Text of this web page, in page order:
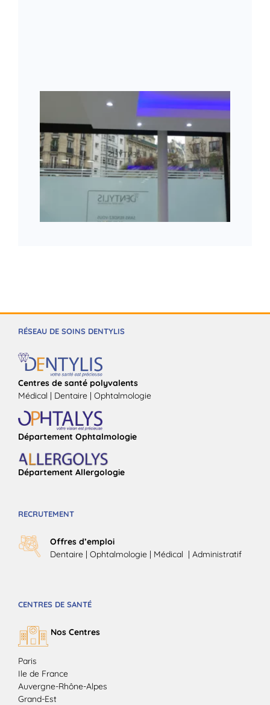
RÉSEAU DE SOINS DENTYLIS
Centres de santé polyvalents
Médical | Dentaire | Ophtalmologie
Département Ophtalmologie
Département Allergologie
RECRUTEMENT
Offres d’emploi
Dentaire | Ophtalmologie | Médical | Administratif
CENTRES DE SANTÉ
Nos Centres
Paris
Ile de France
Auvergne-Rhône-Alpes
Grand-Est